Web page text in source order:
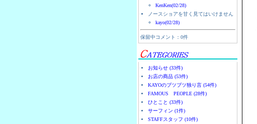
KenKen(02/28)
ノースショアを甘く見てはいけません
kayo(02/28)
保留中コメント：0件
お知らせ (33件)
お店の商品 (53件)
KAYOのブツブツ独り言 (54件)
FAMOUS PEOPLE (28件)
ひとこと (33件)
サーフィン (1件)
STAFFスタッフ (10件)